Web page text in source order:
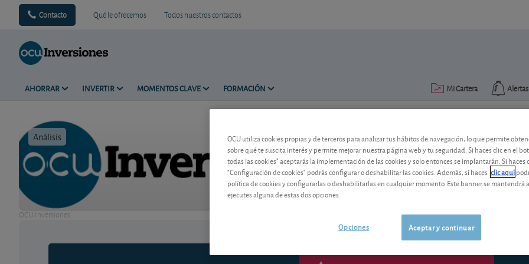
Contacto Qué le ofrecemos Todos nuestros contactos
AHORRAR INVERTIR MOMENTOS CLAVE FORMACIÓN Alertas
Mi Cartera
Análisis Tiempo de lectura: 8 min.
OCU Inversiones
Invertir 10.000 euros en un
“Dispongo de 10.000 euros que no
OCU utiliza cookies propias y de terceros para analizar tus hábitos de navegación, lo que permite
sobre qué te suscita interés y permite mejorar nuestra página web y tu seguridad. Si haces clic en el
todas las cookies" aceptarás la implementación de las cookies y solo entonces se implantarán. Si haces
"Configuración de cookies" podrás configurar o deshabilitar las cookies. Además, si haces clic aquí
política de cookies y configurarlas o deshabilitarlas en cualquier momento. Este banner se mantendrá
ejecutes alguna de estas dos opciones.
Aceptar y continuar
Opciones